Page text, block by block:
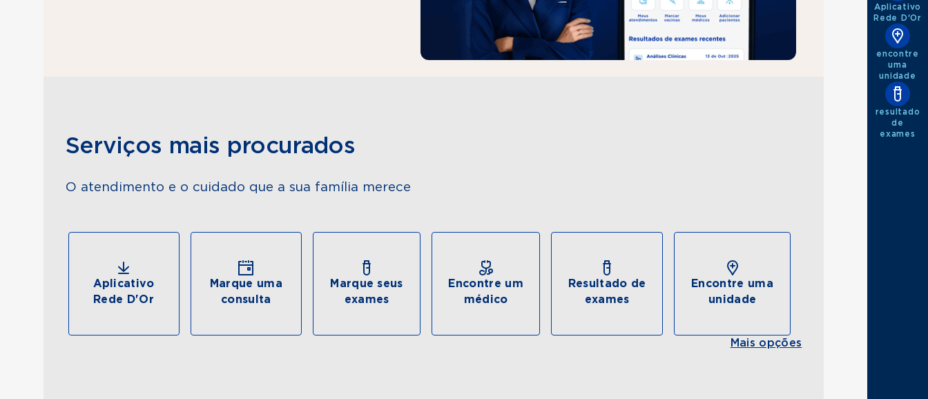
Serviços mais procurados
O atendimento e o cuidado que a sua família merece
Aplicativo
Rede D'Or
Marque uma
consulta
Marque seus
exames
Encontre um
médico
Resultado de
exames
Encontre uma
unidade
Mais opções
Aplicativo
Rede D'Or
encontre
uma
unidade
resultado
de
exames